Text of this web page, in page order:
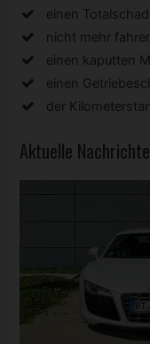
einen
nicht mehr
einen kaputten
einen
der
Aktuelle